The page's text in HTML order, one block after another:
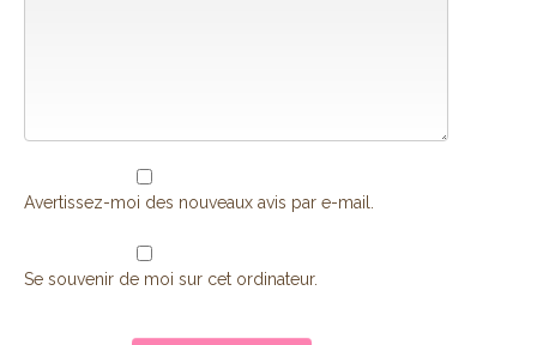
Avertissez-moi des nouveaux avis par e-mail.
Se souvenir de moi sur cet ordinateur.